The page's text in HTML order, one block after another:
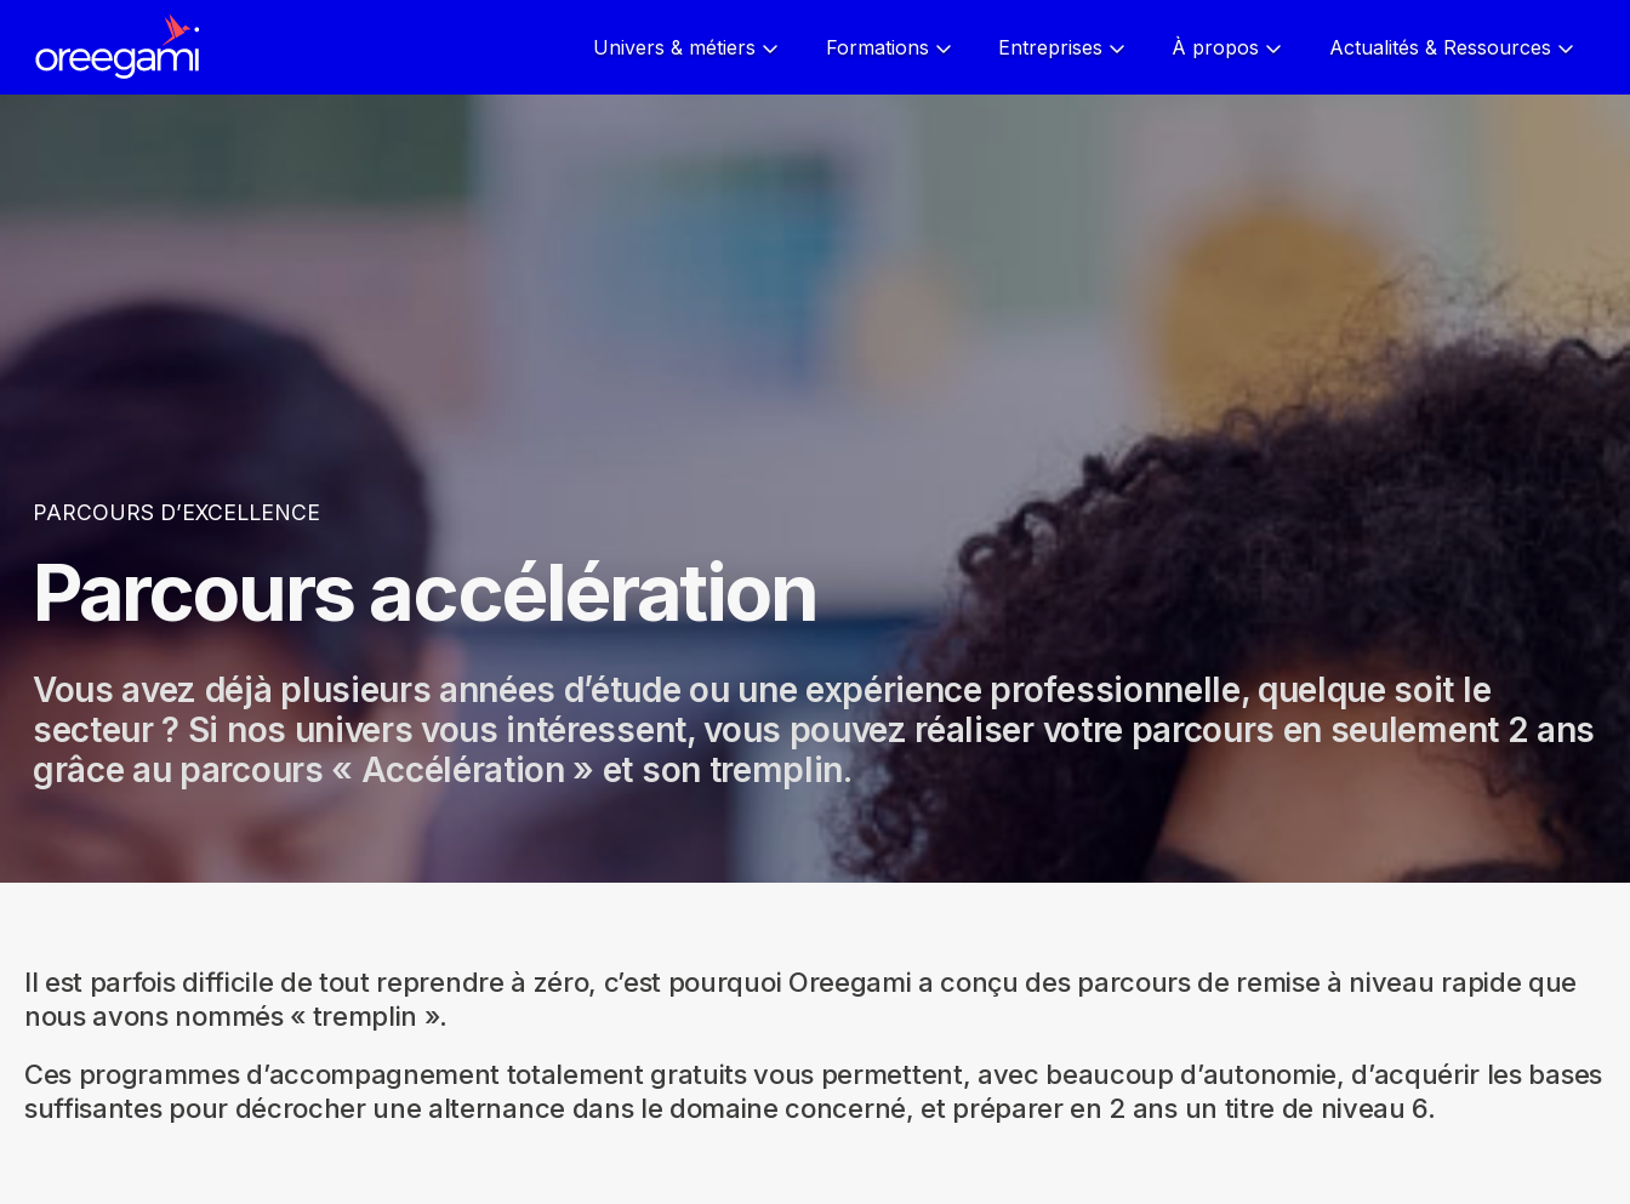
Univers & métiers Formations Entreprises À propos Actualités & Ressources
PARCOURS D’EXCELLENCE
Parcours accélération
Vous avez déjà plusieurs années d’étude ou une expérience professionnelle, quelque soit le
secteur ? Si nos univers vous intéressent, vous pouvez réaliser votre parcours en seulement 2 ans
grâce au parcours « Accélération » et son tremplin.
Il est parfois difficile de tout reprendre à zéro, c’est pourquoi Oreegami a conçu des parcours de remise à niveau rapide que
nous avons nommés « tremplin ».
Ces programmes d’accompagnement totalement gratuits vous permettent, avec beaucoup d’autonomie, d’acquérir les bases
suffisantes pour décrocher une alternance dans le domaine concerné, et préparer en 2 ans un titre de niveau 6.